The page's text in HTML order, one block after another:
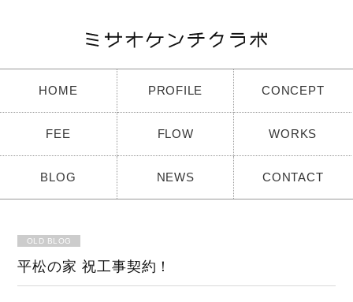
HOME PROFILE CONCEPT
FEE FLOW WORKS
BLOG NEWS CONTACT
OLD BLOG
平松の家 祝工事契約！